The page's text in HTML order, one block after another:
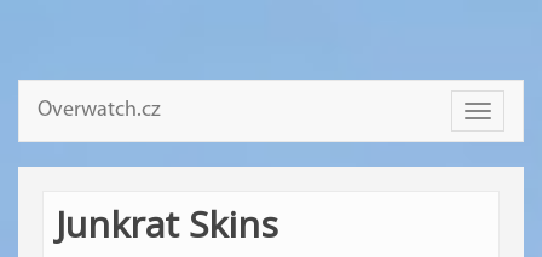
Toggle
Overwatch.cz
Junkrat Skins